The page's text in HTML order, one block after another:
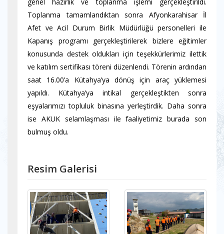
Toplanma tamamlandıktan sonra Afyonkarahisar İl
Afet ve Acil Durum Birlik Müdürlüğü personelleri ile
Kapanış programı gerçekleştirilerek bizlere eğitimler
konusunda destek oldukları için teşekkürlerimiz ilettik
ve katılım sertifikası töreni düzenlendi. Törenin ardından
saat 16.00’a Kütahya’ya dönüş için araç yüklemesi
yapıldı. Kütahya’ya intikal gerçekleştikten sonra
eşyalarımızı topluluk binasına yerleştirdik. Daha sonra
ise AKUK selamlaşması ile faaliyetimiz burada son
bulmuş oldu.
Resim Galerisi